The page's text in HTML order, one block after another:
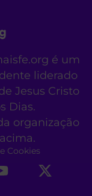
é um
liderado
Jesus Cristo
Dias.
organização
Cookies